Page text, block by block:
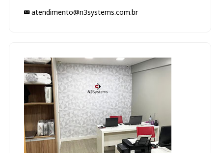
atendimento@n3systems.com.br